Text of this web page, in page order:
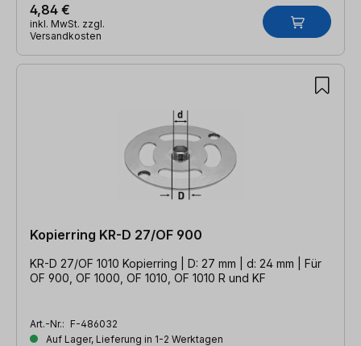
4,84 €
inkl. MwSt. zzgl.
Versandkosten
Kopierring KR-D 27/OF 900
KR-D 27/OF 1010 Kopierring | D: 27 mm | d: 24 mm | Für
OF 900, OF 1000, OF 1010, OF 1010 R und KF
Art.-Nr.: F-486032
Auf Lager, Lieferung in 1-2 Werktagen